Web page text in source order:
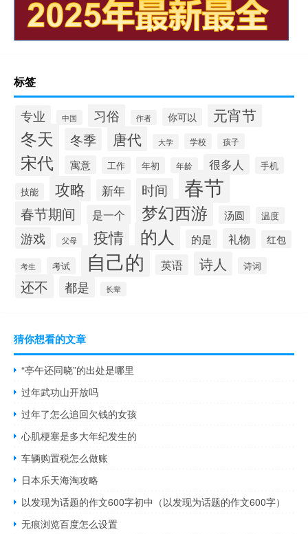
标签
专业 中国 习俗 作者 你可以 元宵节
冬天 冬季 唐代 大学 学校 孩子
宋代 寓意 工作 年初 年龄 很多人
手机
技能
攻略 新年 时间 春节
春节期间 是一个 梦幻西游 汤圆 温度
游戏 父母 疫情 的人 的是 礼物 红包
考生 考试 自己的 英语 诗人 诗词
还不 都是 长辈
猜你想看的文章
“亭午还同晓”的出处是哪里
过年武功山开放吗
过年了怎么追回欠钱的女孩
心肌梗塞是多大年纪发生的
车辆购置税怎么做账
日本乐天海淘攻略
以发现为话题的作文600字初中（以发现为话题的作文600字）
无痕浏览百度怎么设置